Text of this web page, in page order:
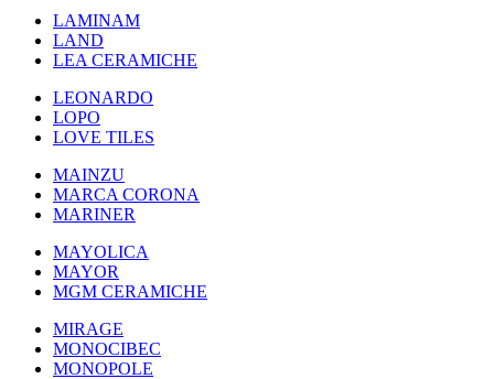
LAMINAM
LAND
LEA CERAMICHE
LEONARDO
LOPO
LOVE TILES
MAINZU
MARCA CORONA
MARINER
MAYOLICA
MAYOR
MGM CERAMICHE
MIRAGE
MONOCIBEC
MONOPOLE